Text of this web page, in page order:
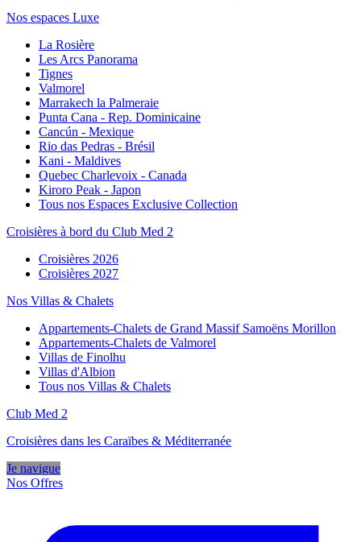
Nos espaces Luxe
La Rosière
Les Arcs Panorama
Tignes
Valmorel
Marrakech la Palmeraie
Punta Cana - Rep. Dominicaine
Cancún - Mexique
Rio das Pedras - Brésil
Kani - Maldives
Quebec Charlevoix - Canada
Kiroro Peak - Japon
Tous nos Espaces Exclusive Collection
Croisières à bord du Club Med 2
Croisières 2026
Croisières 2027
Nos Villas & Chalets
Appartements-Chalets de Grand Massif Samoëns Morillon
Appartements-Chalets de Valmorel
Villas de Finolhu
Villas d'Albion
Tous nos Villas & Chalets
Club Med 2
Croisières dans les Caraïbes & Méditerranée
Je navigue
Nos Offres